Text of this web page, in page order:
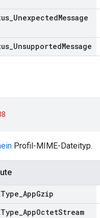
UnexpectedMessage
UnsupportedMessage
Profil-MIME-Dateityp.
AppGzip
AppOctetStream